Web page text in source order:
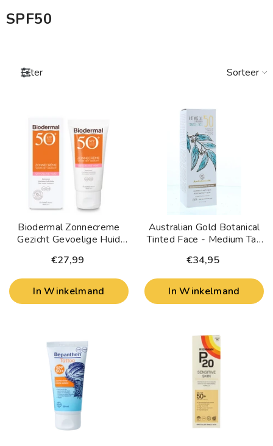
SPF50
Filter Sorteer
Biodermal Zonnecreme
Gezicht Gevoelige Huid
€27,99
In Winkelmand
Australian Gold Botanical
Tinted Face - Medium Tan
€34,95
In Winkelmand